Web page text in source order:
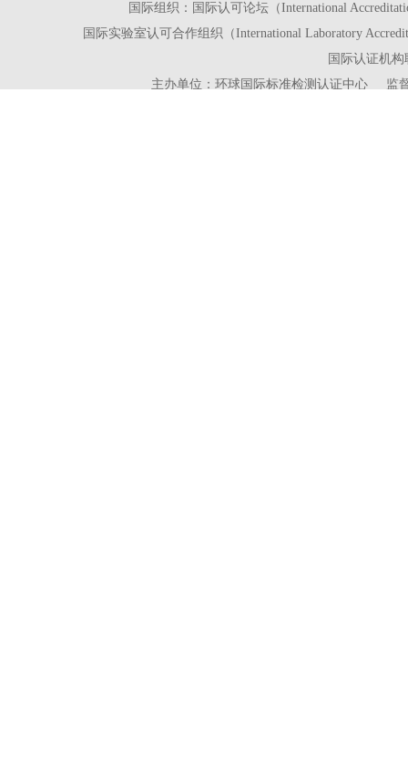
国际组织：国际认可论坛（International
国际实验室认可合作组织（International Laboratory
国际认证机构
主办单位：环球国际标准检测认证中心 监